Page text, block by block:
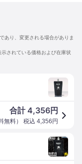
あり、変更される場合がありま
されている価格および在庫状
合計4,356円
無料） 税込 4,356 円